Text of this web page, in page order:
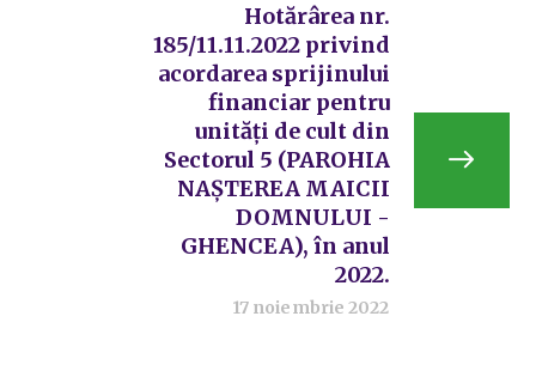
Hotărârea nr.
185/11.11.2022 privind
acordarea sprijinului
financiar pentru
unități de cult din
Sectorul 5 (PAROHIA
NAȘTEREA MAICII
DOMNULUI -
GHENCEA), în anul
2022.
17 noiembrie 2022